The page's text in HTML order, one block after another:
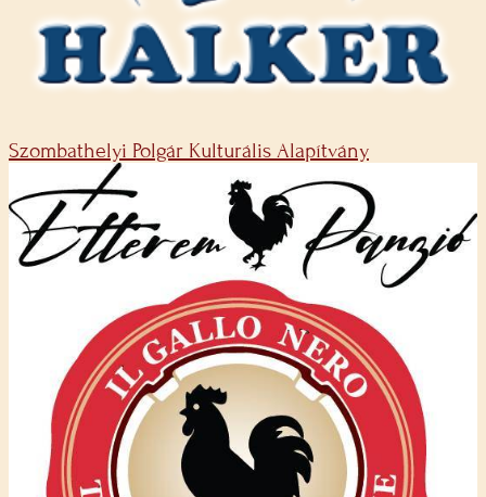
Szombathelyi Polgár Kulturális Alapítvány